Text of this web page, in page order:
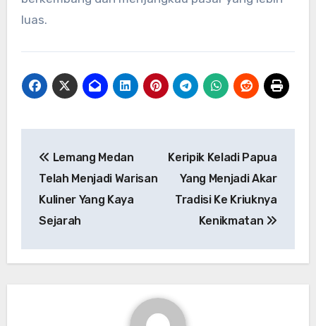
luas.
pos
Lemang Medan
Telah Menjadi Warisan
Kuliner Yang Kaya
Sejarah
Keripik Keladi Papua
Yang Menjadi Akar
Tradisi Ke Kriuknya
Kenikmatan